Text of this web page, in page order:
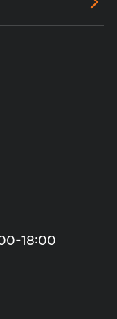
18:00